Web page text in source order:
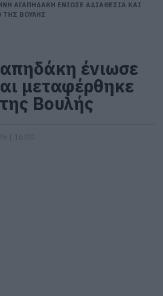
ΑΓΑΠΗΔΑΚΗ ΕΝΙΩΣΕ ΑΔΙΑΘΕΣΙΑ ΚΑΙ
ΤΗΣ ΒΟΥΛΗΣ
ένιωσε
μεταφέρθηκε
Βουλής